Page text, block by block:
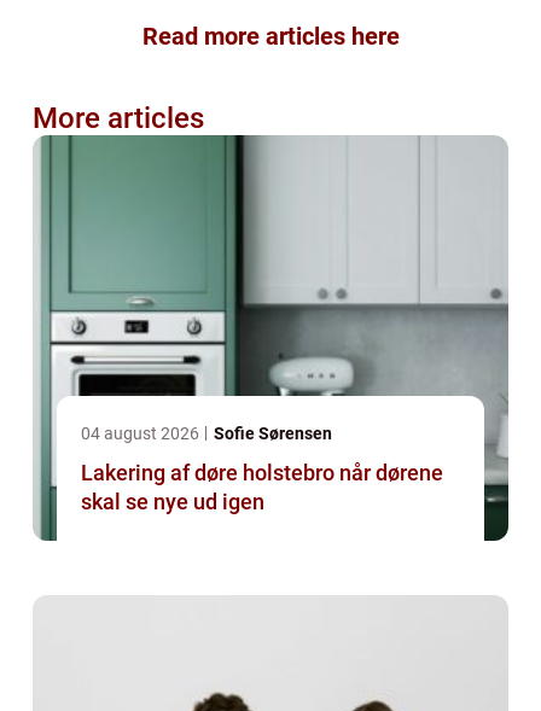
Read more articles here
More articles
04 august 2026 Sofie Sørensen
Lakering af døre holstebro når dørene
skal se nye ud igen